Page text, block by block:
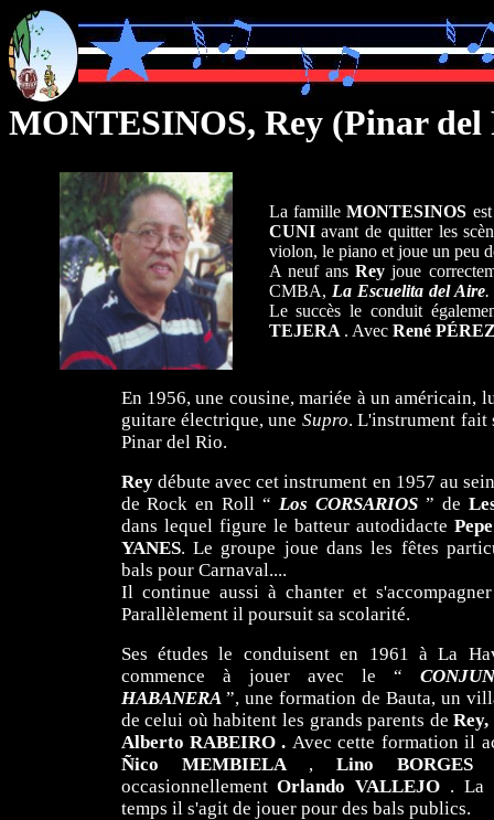
MONTESINOS, Rey (Pinar del
La familleMONTESINOS
CUNIavant de quitter les
violon, le piano et joue un peu
A neuf ansReyjoue
CMBA, La Escuelita del Aire
Le succès le conduit
TEJERA . Avec René
En 1956, une cousine, mariée à un américain,
guitare électrique, une Supro. L'instrument fait
Pinar del Rio.
Rey débute avec cet instrument en 1957 au
de Rock en Roll “ Los CORSARIOS ” de
dans lequel figure le batteur autodidactePepe
YANES. Le groupe joue dans les fêtes
bals pour Carnaval....
Il continue aussi à chanter et
Parallèlement il poursuit sa scolarité.
Ses études le conduisent en 1961 à La
commence à jouer avec le “
HABANERA ”, une formation de Bauta, un
de celui où habitent les grands parents deRey,
Alberto RABEIRO . Avec cette formation il
Ñico MEMBIELA , Lino
occasionnellementOrlando VALLEJO . La
temps il s'agit de jouer pour des bals publics.